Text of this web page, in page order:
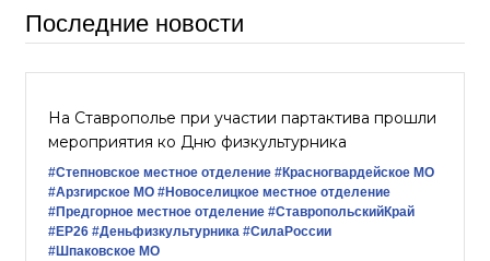
Последние новости
На Ставрополье при участии партактива прошли
мероприятия ко Дню физкультурника
#Степновское местное отделение #Красногвардейское МО
#Арзгирское МО #Новоселицкое местное отделение
#Предгорное местное отделение #СтавропольскийКрай
#ЕР26 #Деньфизкультурника #СилаРоссии
#Шпаковское МО